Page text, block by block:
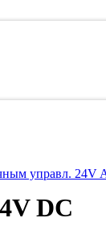
управл. 24V
DC